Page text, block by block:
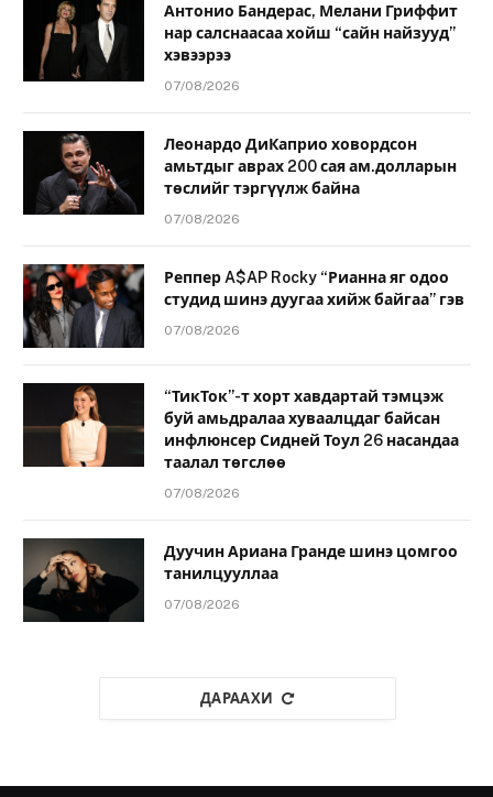
Антонио Бандерас, Мелани Гриффит
нар салснаасаа хойш “сайн найзууд”
хэвээрээ
07/08/2026
Леонардо ДиКаприо ховордсон
амьтдыг аврах 200 сая ам.долларын
төслийг тэргүүлж байна
07/08/2026
Реппер A$AP Rocky “Рианна яг одоо
студид шинэ дуугаа хийж байгаа” гэв
07/08/2026
“ТикТок”-т хорт хавдартай тэмцэж
буй амьдралаа хуваалцдаг байсан
инфлюнсер Сидней Тоул 26 насандаа
таалал төгслөө
07/08/2026
Дуучин Ариана Гранде шинэ цомгоо
танилцууллаа
07/08/2026
ДАРААХИ